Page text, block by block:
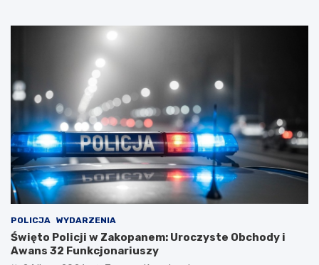
POLICJA WYDARZENIA
Święto Policji w Zakopanem: Uroczyste Obchody i
Awans 32 Funkcjonariuszy